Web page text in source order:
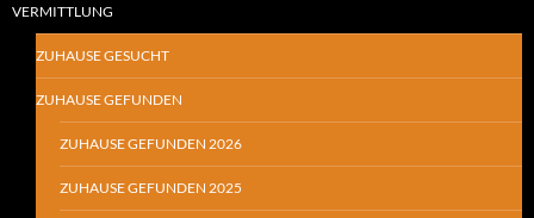
VERMITTLUNG
ZUHAUSE GESUCHT
ZUHAUSE GEFUNDEN
ZUHAUSE GEFUNDEN 2026
ZUHAUSE GEFUNDEN 2025